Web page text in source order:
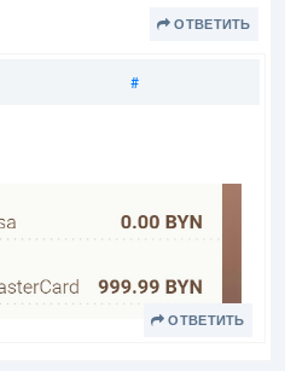
ОТВЕТИТЬ
#Поделиться
ОТВЕТИТЬ